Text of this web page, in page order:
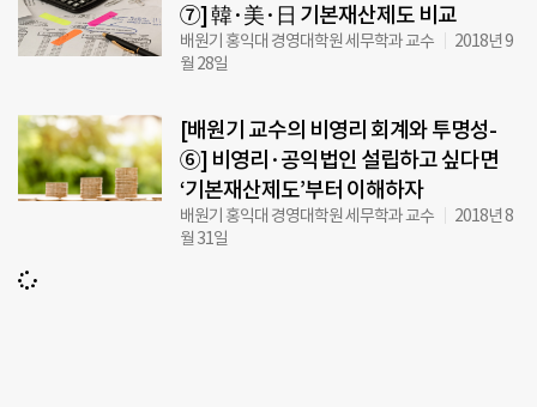
⑦] 韓·美·日 기본재산제도 비교
배원기 홍익대 경영대학원 세무학과 교수
2018년 9
월 28일
[배원기 교수의 비영리 회계와 투명성-
⑥] 비영리·공익법인 설립하고 싶다면
‘기본재산제도’부터 이해하자
배원기 홍익대 경영대학원 세무학과 교수
2018년 8
월 31일